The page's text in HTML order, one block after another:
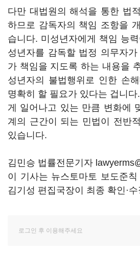
다만 대법원의 해석을 통한 법
하므로 감독자의 책임 조항을
습니다. 미성년자에게 책임 능
성년자를 감독할 법정 의무자
가 책임을 지도록 하는 내용을
성년자의 불법행위로 인한 손
명확히 할 필요가 있다는 겁니
게 일어나고 있는 만큼 변화에
계의 근간이 되는 민법이 전반
있습니다.
김민승 법률전문기자
이 기사는 뉴스토마토 보도준
김기성 편집국장이 최종 확인·